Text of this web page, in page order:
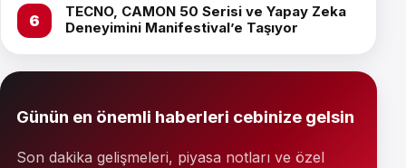
TECNO, CAMON 50 Serisi ve Yapay Zeka
Deneyimini Manifestival’e Taşıyor
Günün en önemli haberleri cebinize gelsin
Son dakika gelişmeleri, piyasa notları ve özel